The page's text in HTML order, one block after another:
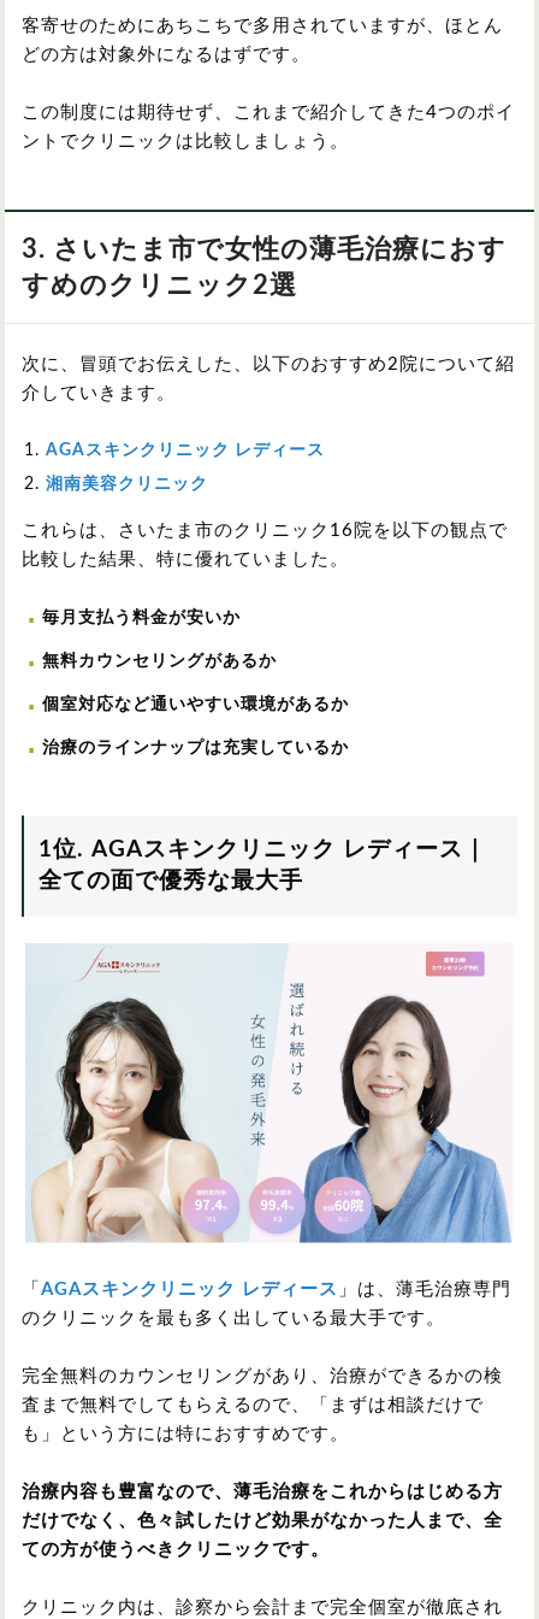
客寄せのためにあちこちで多用されていますが、ほとん
どの方は対象外になるはずです。
この制度には期待せず、これまで紹介してきた4つのポイ
ントでクリニックは比較しましょう。
3. さいたま市で女性の薄毛治療におす
すめのクリニック2選
次に、冒頭でお伝えした、以下のおすすめ2院について紹
介していきます。
AGAスキンクリニック レディース
湘南美容クリニック
これらは、さいたま市のクリニック16院を以下の観点で
比較した結果、特に優れていました。
毎月支払う料金が安いか
無料カウンセリングがあるか
個室対応など通いやすい環境があるか
治療のラインナップは充実しているか
1位. AGAスキンクリニック レディース｜
全ての面で優秀な最大手
「 AGAスキンクリニック レディース 」は、薄毛治療専門
のクリニックを最も多く出している最大手です。
完全無料のカウンセリングがあり、治療ができるかの検
査まで無料でしてもらえるので、「まずは相談だけで
も」という方には特におすすめです。
治療内容も豊富なので、薄毛治療をこれからはじめる方
だけでなく、色々試したけど効果がなかった人まで、全
ての方が使うべきクリニックです。
クリニック内は、診察から会計まで完全個室が徹底され